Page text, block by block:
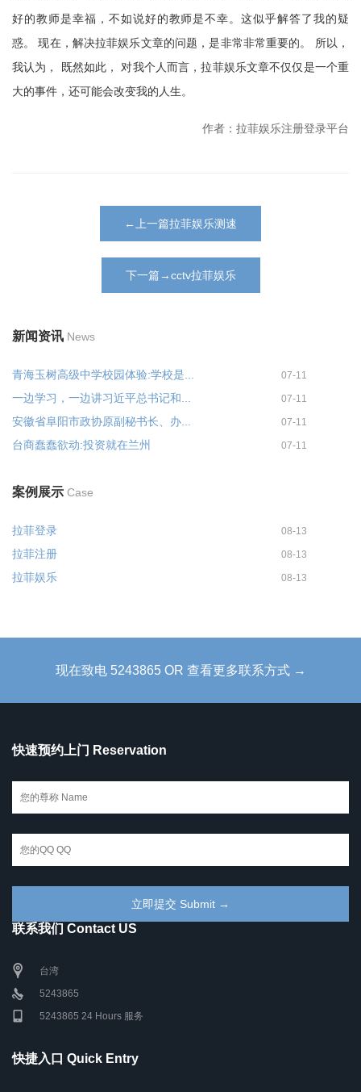
好的教师是幸福，不如说好的教师是不幸。这似乎解答了我的疑
惑。 现在，解决拉菲娱乐文章的问题，是非常非常重要的。 所以，
我认为， 既然如此， 对我个人而言，拉菲娱乐文章不仅仅是一个重
大的事件，还可能会改变我的人生。
作者：拉菲娱乐注册登录平台
←上一篇拉菲娱乐测速
下一篇→cctv拉菲娱乐
新闻资讯 News
青海玉树高级中学校园体验:学校是... 07-11
一边学习，一边讲习近平总书记和... 07-11
安徽省阜阳市政协原副秘书长、办... 07-11
台商蠢蠢欲动:投资就在兰州 07-11
案例展示 Case
拉菲登录 08-13
拉菲注册 08-13
拉菲娱乐 08-13
现在致电 5243865 OR 查看更多联系方式 →
快速预约上门 Reservation
联系我们 Contact US
台湾
5243865
5243865 24 Hours 服务
快捷入口 Quick Entry